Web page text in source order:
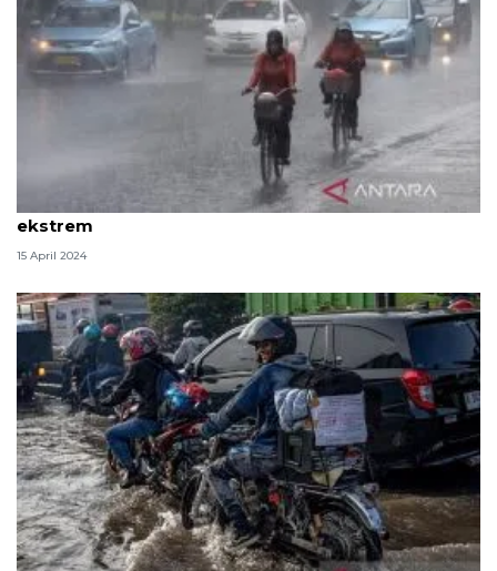
BMKG Sumsel imbau pemudik waspadai hujan
ekstrem
15 April 2024